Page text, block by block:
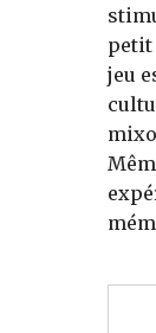
petit
jeu